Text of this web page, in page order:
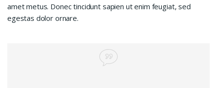
amet metus. Donec tincidunt sapien ut enim feugiat, sed
egestas dolor ornare.